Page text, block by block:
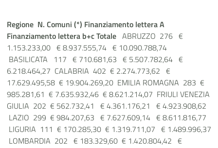
Regione N. Comuni (*) Finanziamento lettera A
Finanziamento lettera b+cTotale ABRUZZO 276 €
1.153.233,00 € 8.937.555,74 € 10.090.788,74
BASILICATA 117 € 710.681,63 € 5.507.782,64 €
6.218.464,27 CALABRIA 402 € 2.274.773,62 €
17.629.495,58 € 19.904.269,20 EMILIA ROMAGNA 283 €
985.281,61 € 7.635.932,46 € 8.621.214,07 FRIULI VENEZIA
GIULIA 202 € 562.732,41 € 4.361.176,21 € 4.923.908,62
LAZIO 299 € 984.207,63 € 7.627.609,14 € 8.611.816,77
LIGURIA 111 € 170.285,30 € 1.319.711,07 € 1.489.996,37
LOMBARDIA 202 € 183.329,60 € 1.420.804,42 €